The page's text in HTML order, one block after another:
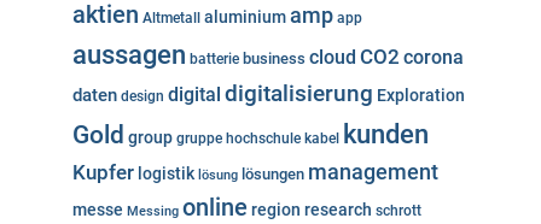
r
i
n
aktien Altmetall aluminiumamp app
aussagen batterie business cloud CO2 corona
daten design digital digitalisierung Exploration
Gold group gruppe hochschule kabel kunden
Kupfer logistik lösung lösungen management
messe Messing online region research schrott